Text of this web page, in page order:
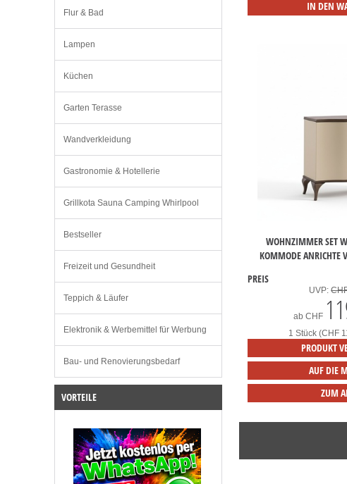
IN DEN
WOHNZIMMER SET
KOMMODE ANRICHTE
PREIS
UVP:
ab CHF
1 Stück (CHF
PRODUKT
AUF DIE
ZUM
Flur & Bad
Lampen
Küchen
Garten Terasse
Wandverkleidung
Gastronomie & Hotellerie
Grillkota Sauna Camping Whirlpool
Bestseller
Freizeit und Gesundheit
Teppich & Läufer
Elektronik & Werbemittel für Werbung
Bau- und Renovierungsbedarf
VORTEILE